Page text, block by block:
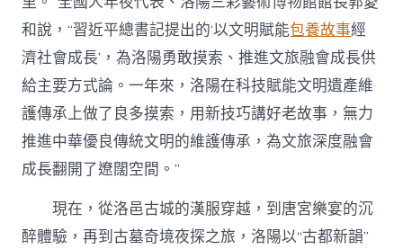
和說，“習近平總書記提出的‘以文明賦能包養故事經
濟社會成長’，為洛陽勇敢摸索、推進文旅融會成長供
給主要方式論。一年來，洛陽在科技賦能文明遺產維
護傳承上做了良多摸索，用新技巧講好老故事，無力
推進中華優良傳統文明的維護傳承，為文旅深度融會
成長翻開了遼闊空間。”
現在，從洛邑古城的漢服穿越，到唐宮樂宴的沉
醉體驗，再到古墓奇境夜探之旅，洛陽以“古都新韻”